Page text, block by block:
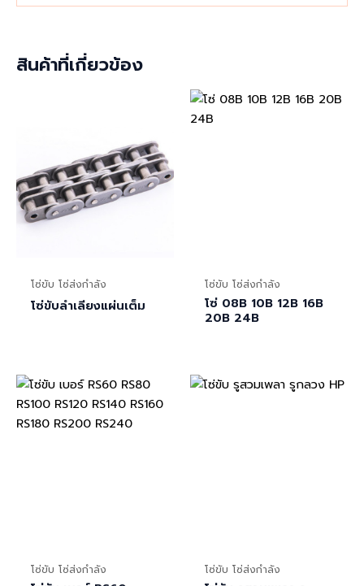
สินค้าที่เกี่ยวข้อง
โซ่ขับ โซ่ส่งกำลัง
โซ่ขับลำเลียงแผ่นเต็ม
โซ่ขับ โซ่ส่งกำลัง
โซ่ 08B 10B 12B 16B
20B 24B
โซ่ขับ โซ่ส่งกำลัง โซ่ขับ โซ่ส่งกำลัง